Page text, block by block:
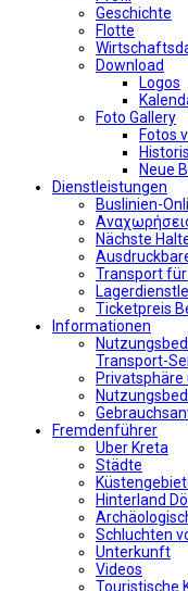
Geschichte
Flotte
Download
Logos
Foto Gallery
Fotos
Neue
Dienstleistungen
Buslinien-
Nächste
Transport
Ticketpreis
Informationen
Transport-
Privatsphäre
Fremdenführer
Uber Kreta
Städte
Hinterland
Schluchten
Unterkunft
Videos
Touristische